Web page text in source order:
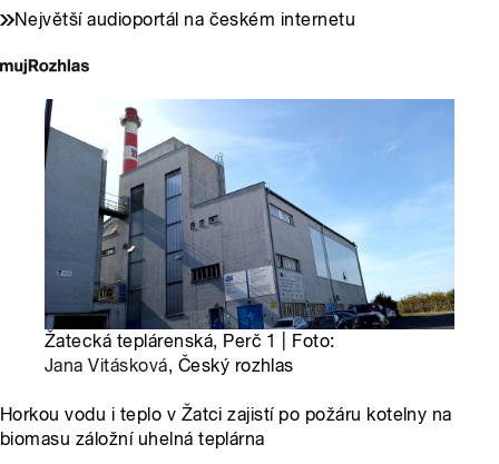
Největší audioportál na českém internetu
Žatecká teplárenská, Perč 1 | Foto:
Jana Vitásková, Český rozhlas
Horkou vodu i teplo v Žatci zajistí po požáru kotelny na
biomasu záložní uhelná teplárna